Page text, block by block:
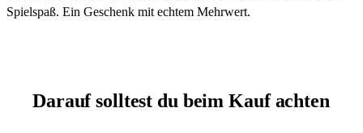
Spielspaß. Ein Geschenk mit echtem Mehrwert.
Darauf solltest du beim Kauf achten